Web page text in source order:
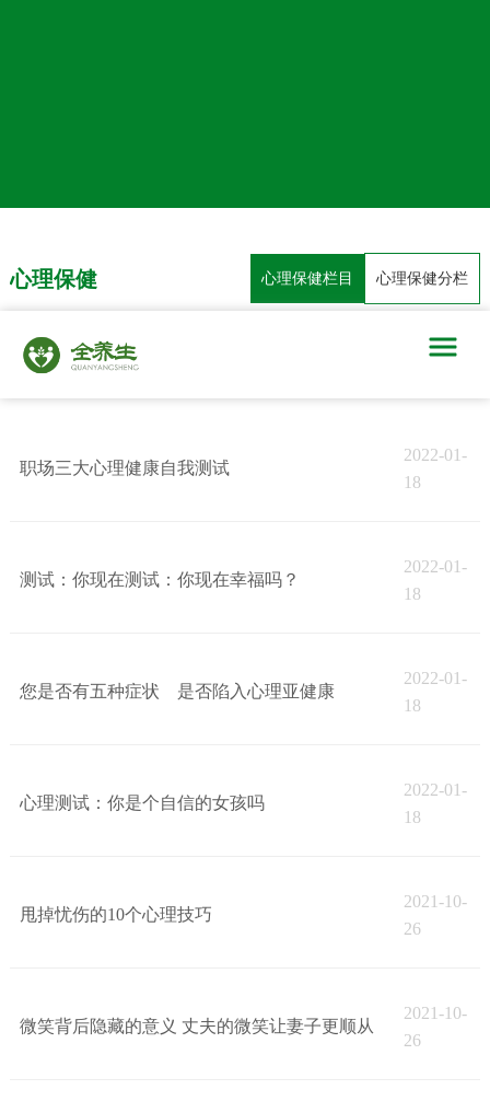
心理保健 心理保健栏目 心理保健分栏
职场三大心理健康自我测试
2022-01-
18
测试：你现在测试：你现在幸福吗？
2022-01-
18
您是否有五种症状 是否陷入心理亚健康
2022-01-
18
心理测试：你是个自信的女孩吗
2022-01-
18
甩掉忧伤的10个心理技巧
2021-10-
26
微笑背后隐藏的意义 丈夫的微笑让妻子更顺从
2021-10-
26